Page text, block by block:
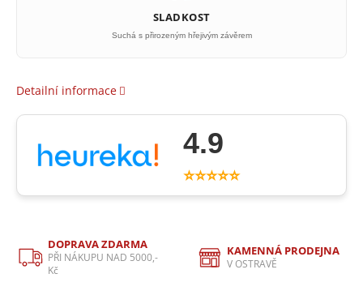
SLADKOST
Suchá s přirozeným hřejivým závěrem
Detailní informace
4.9
⭐⭐⭐⭐⭐
DOPRAVA ZDARMA
PŘI NÁKUPU NAD 5000,-
Kč
KAMENNÁ PRODEJNA
V OSTRAVĚ